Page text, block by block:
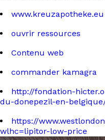
www.kreuzapotheke.eu
ouvrir ressources
Contenu web
commander kamagra
http://fondation-
du-donepezil-en-
https://
wlhc=lipitor-low-price